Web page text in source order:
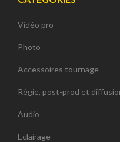
Vidéo pro
Photo
Accessoires tournage
Régie, post-prod et
Audio
Eclairage